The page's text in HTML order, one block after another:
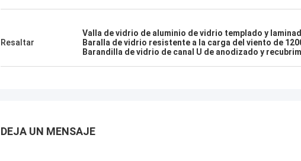
Resaltar
Valla de vidrio de aluminio de vidrio templado y
Baralla de vidrio resistente a la carga del viento de
Barandilla de vidrio de canal U de anodizado y
DEJA UN MENSAJE